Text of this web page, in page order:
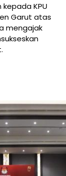
KPU
Garut atas
mengajak